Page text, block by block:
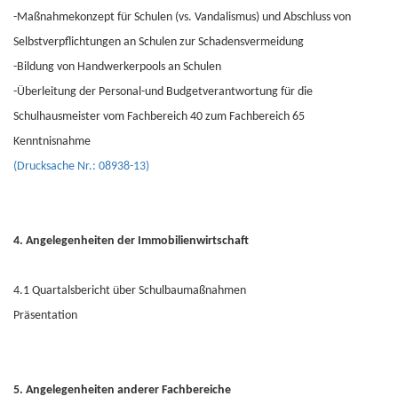
-Maßnahmekonzept für Schulen (vs. Vandalismus) und Abschluss von
Selbstverpflichtungen an Schulen zur Schadensvermeidung
-Bildung von Handwerkerpools an Schulen
-Überleitung der Personal-und Budgetverantwortung für die
Schulhausmeister vom Fachbereich 40 zum Fachbereich 65
Kenntnisnahme
(Drucksache Nr.: 08938-13)
4. Angelegenheiten der Immobilienwirtschaft
4.1 Quartalsbericht über Schulbaumaßnahmen
Präsentation
5. Angelegenheiten anderer Fachbereiche